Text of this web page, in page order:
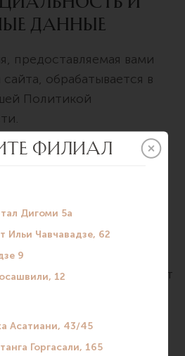
данные
предоставляемая вами
обрабатывается в
Политикой
Грузии о защите
и принимаем меры для
вашей
на сайте, носит
и не заменяет очную
ответственности за